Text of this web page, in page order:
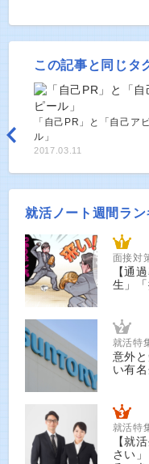
この記事と同じタ
「自己PR」と「自己ア
ル」
2017.03.11
就活ノート週間ラン
面接対
【通
生」「
就活特
意外
い有
就活特
【就
さい